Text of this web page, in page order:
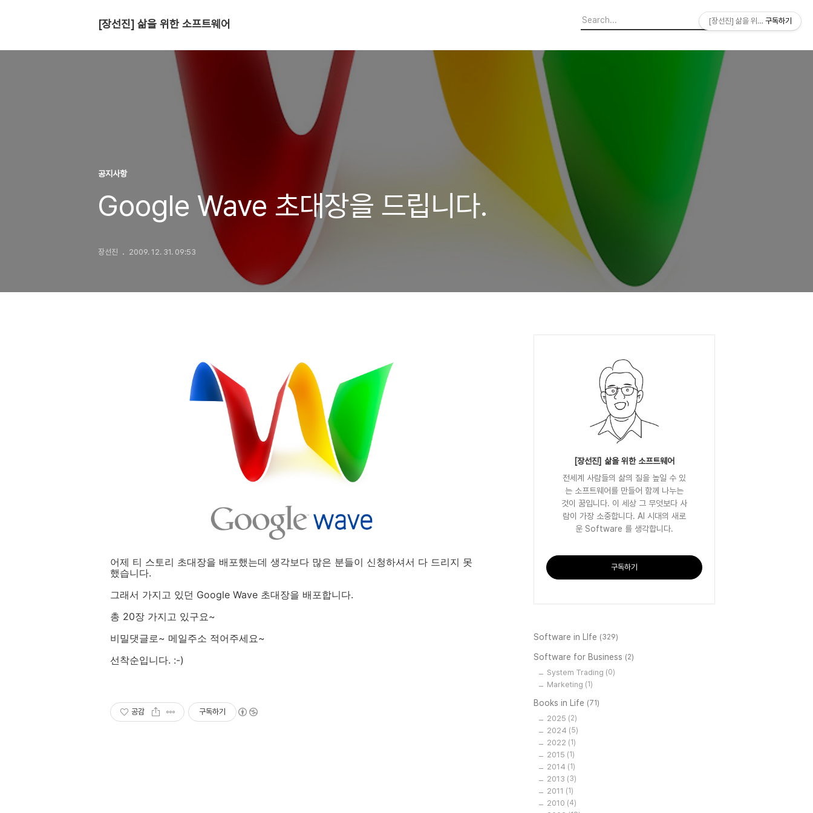
[장선진] 삶을 위한 소프트웨어
공지사항
Google Wave 초대장을 드립니다.
장선진 2009. 12. 31. 09:53
어제 티 스토리 초대장을 배포했는데 생각보다 많은 분들이 신청하셔서 다 드리지 못
했습니다.
그래서 가지고 있던 Google Wave 초대장을 배포합니다.
총 20장 가지고 있구요~
비밀댓글로~ 메일주소 적어주세요~
선착순입니다. :-)
공감 구독하기
[장선진] 삶을 위한 소프트웨어
전세계 사람들의 삶의 질을 높일 수 있
는 소프트웨어를 만들어 함께 나누는
것이 꿈입니다. 이 세상 그 무엇보다 사
람이 가장 소중합니다. AI 시대의 새로
운 Software 를 생각합니다.
구독하기
Software in LIfe (329)
Software for Business (2)
System Trading (0)
Marketing (1)
Books in Life (71)
2025 (2)
2024 (5)
2022 (1)
2015 (1)
2014 (1)
2013 (3)
2011 (1)
2010 (4)
[장선진] 삶을 위한 소프트웨어
구독하기